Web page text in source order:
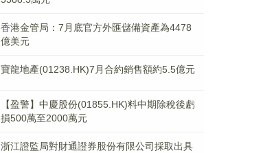
香港金管局：7月底官方外匯儲備資產為4478
億美元
寶龍地產(01238.HK)7月合約銷售額約5.5億元
【盈警】中慶股份(01855.HK)料中期除稅後虧
損500萬至2000萬元
浙江證監局對財通證券股份有限公司採取出具